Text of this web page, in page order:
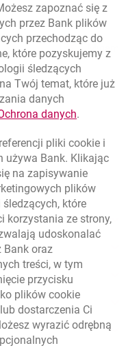
Migam
się w nowej karcie
zapoznać się z
przez Bank plików
przechodząc do
się w nowym oknie
które pozyskujemy z
śledzących
Twój temat, które już
danych
danychlink
.
pliki cookie i
używa Bank. Klikając
na zapisywanie
plików
które
korzystania ze strony,
udoskonalać
Bank oraz
treści, w tym
przycisku
plików cookie
dostarczenia Ci
wyrazić odrębną